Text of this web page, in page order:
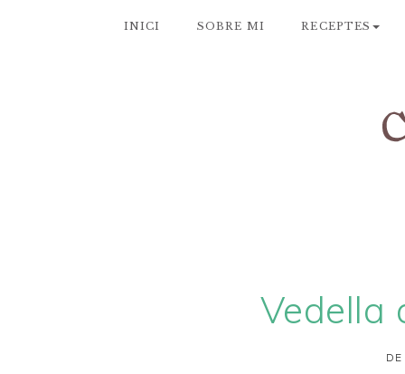
INICI SOBRE MI RECEPTES
Vedella